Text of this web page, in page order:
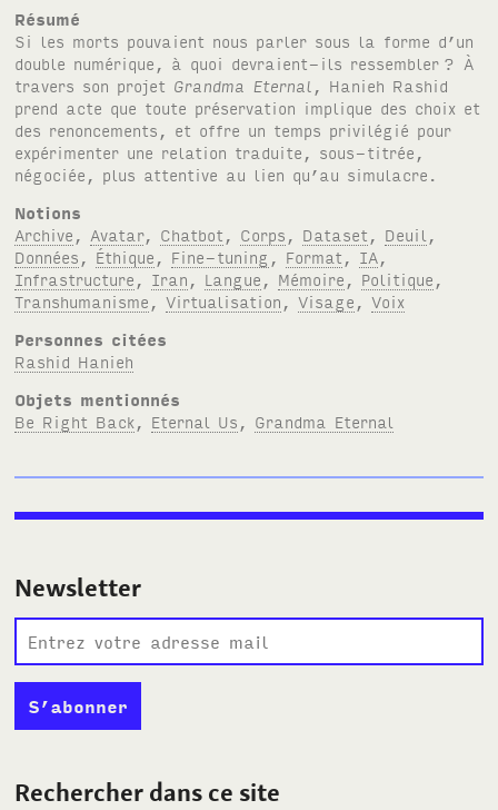
Résumé
Si les morts pouvaient nous parler sous la forme d’un
double numérique, à quoi devraient-ils ressembler ? À
travers son projet Grandma Eternal
, Hanieh Rashid
prend acte que toute préservation implique des choix et
des renoncements, et offre un temps privilégié pour
expérimenter une relation traduite, sous-titrée,
négociée, plus attentive au lien qu’au simulacre.
Notions
Archive
Avatar, Chatbot Corps Dataset Deuil
Données
Éthique Fine-tuning Format IA
Infrastructure
Iran Langue Mémoire Politique
Transhumanisme ,Virtualisation ,Visage ,Voix
Personnes citées
Rashid Hanieh
Objets mentionnés
Be Right Back
Eternal Us Grandma Eternal
Newsletter
Rechercher dans ce site